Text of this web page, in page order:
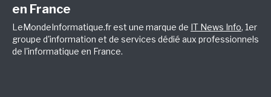
en France
LeMondeInformatique.fr est une marque de IT News Info, 1er
groupe d'information et de services dédié aux professionnels
de l'informatique en France.